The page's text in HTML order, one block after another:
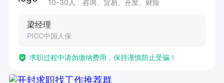
10-30人 咨询、贸易、开发、财险
梁经理
PICC中国人保
求职过程中请勿缴纳费用，保持谨慎防止受骗！